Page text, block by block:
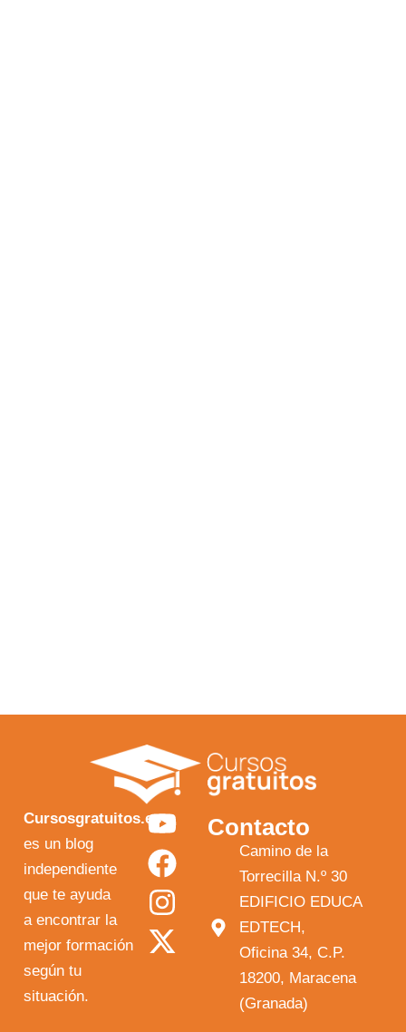
Cursosgratuitos.es
es un blog
independiente
que te ayuda
a encontrar la
mejor formación
según tu
situación.
Y
o
u
t
u
F
a
c
e
b
I
n
s
t
a
X
-
t
w
i
Contacto
Camino de la
Torrecilla N.º 30
EDIFICIO EDUCA
EDTECH,
Oficina 34, C.P.
18200, Maracena
(Granada)